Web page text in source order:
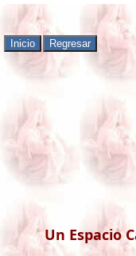
Un Espacio